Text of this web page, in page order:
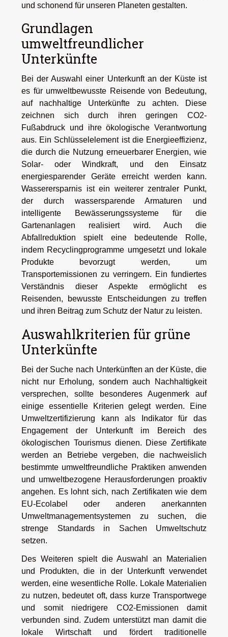
und schonend für unseren Planeten gestalten.
Grundlagen
umweltfreundlicher
Unterkünfte
Bei der Auswahl einer Unterkunft an der Küste ist
es für umweltbewusste Reisende von Bedeutung,
auf nachhaltige Unterkünfte zu achten. Diese
zeichnen sich durch ihren geringen CO2-
Fußabdruck und ihre ökologische Verantwortung
aus. Ein Schlüsselelement ist die Energieeffizienz,
die durch die Nutzung erneuerbarer Energien, wie
Solar- oder Windkraft, und den Einsatz
energiesparender Geräte erreicht werden kann.
Wasserersparnis ist ein weiterer zentraler Punkt,
der durch wassersparende Armaturen und
intelligente Bewässerungssysteme für die
Gartenanlagen realisiert wird. Auch die
Abfallreduktion spielt eine bedeutende Rolle,
indem Recyclingprogramme umgesetzt und lokale
Produkte bevorzugt werden, um
Transportemissionen zu verringern. Ein fundiertes
Verständnis dieser Aspekte ermöglicht es
Reisenden, bewusste Entscheidungen zu treffen
und ihren Beitrag zum Schutz der Natur zu leisten.
Auswahlkriterien für grüne
Unterkünfte
Bei der Suche nach Unterkünften an der Küste, die
nicht nur Erholung, sondern auch Nachhaltigkeit
versprechen, sollte besonderes Augenmerk auf
einige essentielle Kriterien gelegt werden. Eine
Umweltzertifizierung kann als Indikator für das
Engagement der Unterkunft im Bereich des
ökologischen Tourismus dienen. Diese Zertifikate
werden an Betriebe vergeben, die nachweislich
bestimmte umweltfreundliche Praktiken anwenden
und umweltbezogene Herausforderungen proaktiv
angehen. Es lohnt sich, nach Zertifikaten wie dem
EU-Ecolabel oder anderen anerkannten
Umweltmanagementsystemen zu suchen, die
strenge Standards in Sachen Umweltschutz
setzen.
Des Weiteren spielt die Auswahl an Materialien
und Produkten, die in der Unterkunft verwendet
werden, eine wesentliche Rolle. Lokale Materialien
zu nutzen, bedeutet oft, dass kurze Transportwege
und somit niedrigere CO2-Emissionen damit
verbunden sind. Zudem unterstützt man damit die
lokale Wirtschaft und fördert traditionelle